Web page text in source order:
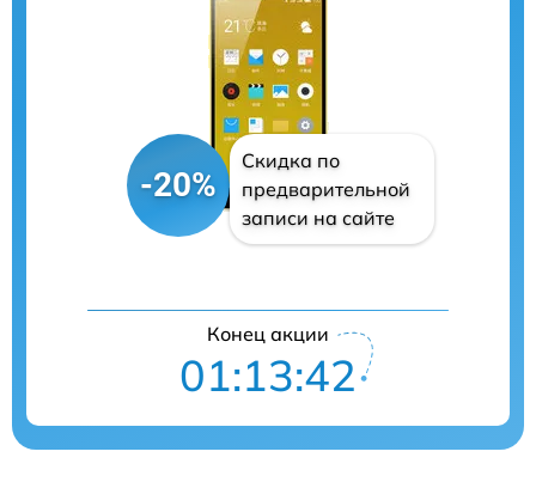
-20%
Скидка по
предварительной
записи на сайте
Конец акции
01:13:41